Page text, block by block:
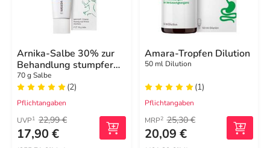
Arnika-Salbe 30% zur
Behandlung stumpfer
Verletzungen
70 g Salbe
(2)
Pflichtangaben
UVP1 22,99 €
17,90 €
Amara-Tropfen Dilution
50 ml Dilution
(1)
Pflichtangaben
MRP2 25,30 €
20,09 €